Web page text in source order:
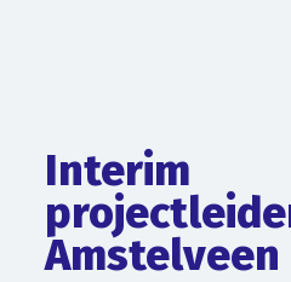
Interim
Amstelveen